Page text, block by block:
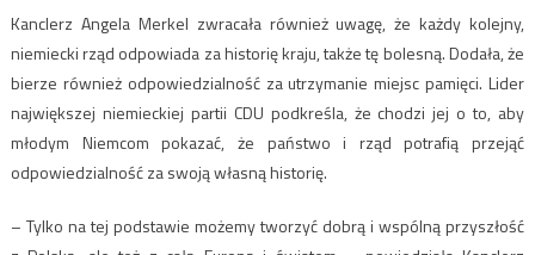
Kanclerz Angela Merkel zwracała również uwagę, że każdy kolejny,
niemiecki rząd odpowiada za historię kraju, także tę bolesną. Dodała, że
bierze również odpowiedzialność za utrzymanie miejsc pamięci. Lider
największej niemieckiej partii CDU podkreśla, że chodzi jej o to, aby
młodym Niemcom pokazać, że państwo i rząd potrafią przejąć
odpowiedzialność za swoją własną historię.
– Tylko na tej podstawie możemy tworzyć dobrą i wspólną przyszłość